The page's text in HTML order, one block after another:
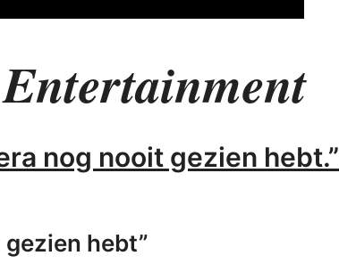
Entertainment
nog nooit gezien hebt.”
hebt”